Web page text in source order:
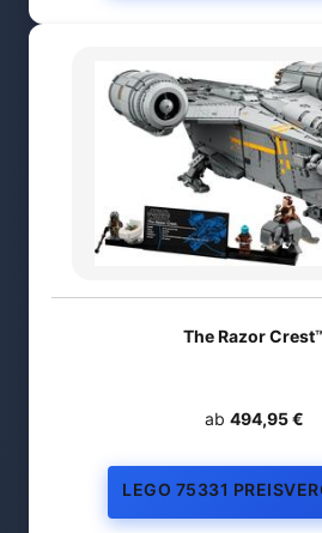
The Razor
ab 494,95 €
LEGO 75331